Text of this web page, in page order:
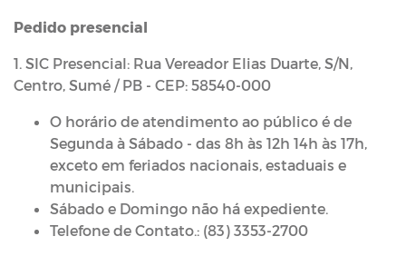
Pedido presencial
1. SIC Presencial: Rua Vereador Elias Duarte, S/N,
Centro, Sumé / PB - CEP: 58540-000
O horário de atendimento ao público é de
Segunda à Sábado - das 8h às 12h 14h às 17h,
exceto em feriados nacionais, estaduais e
municipais.
Sábado e Domingo não há expediente.
Telefone de Contato.: (83) 3353-2700